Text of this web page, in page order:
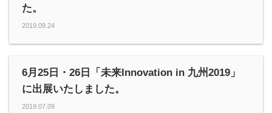
た。
2019.09.24
6月25日・26日「未来Innovation in 九州2019」
に出展いたしました。
2019.07.09